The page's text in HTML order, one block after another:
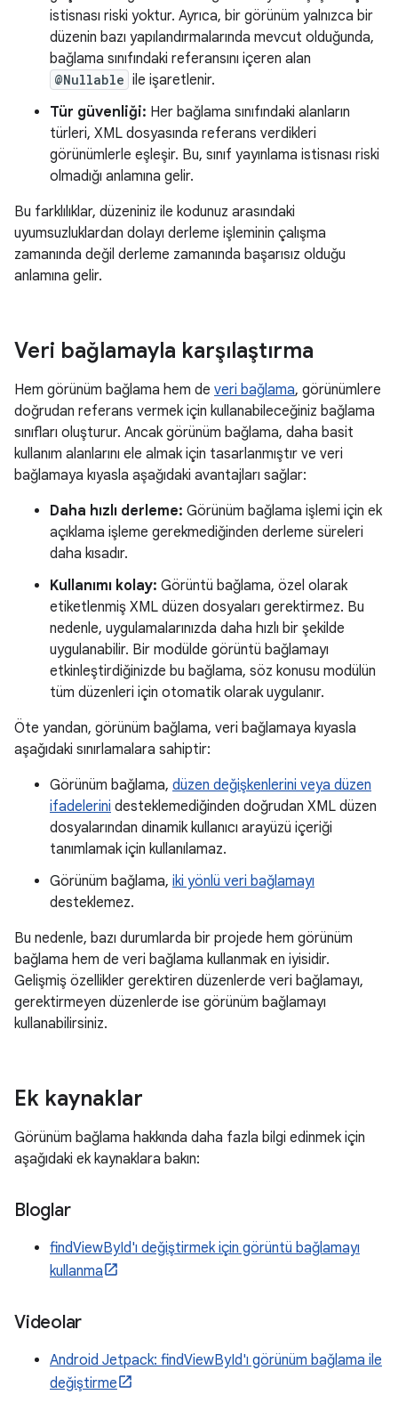
istisnası riski yoktur. Ayrıca, bir görünüm yalnızca bir
düzenin bazı yapılandırmalarında mevcut olduğunda,
bağlama sınıfındaki referansını içeren alan
@Nullable ile işaretlenir.
Tür güvenliği: Her bağlama sınıfındaki alanların
türleri, XML dosyasında referans verdikleri
görünümlerle eşleşir. Bu, sınıf yayınlama istisnası riski
olmadığı anlamına gelir.
Bu farklılıklar, düzeniniz ile kodunuz arasındaki
uyumsuzluklardan dolayı derleme işleminin çalışma
zamanında değil derleme zamanında başarısız olduğu
anlamına gelir.
Veri bağlamayla karşılaştırma
Hem görünüm bağlama hem de veri bağlama, görünümlere
doğrudan referans vermek için kullanabileceğiniz bağlama
sınıfları oluşturur. Ancak görünüm bağlama, daha basit
kullanım alanlarını ele almak için tasarlanmıştır ve veri
bağlamaya kıyasla aşağıdaki avantajları sağlar:
Daha hızlı derleme: Görünüm bağlama işlemi için ek
açıklama işleme gerekmediğinden derleme süreleri
daha kısadır.
Kullanımı kolay: Görüntü bağlama, özel olarak
etiketlenmiş XML düzen dosyaları gerektirmez. Bu
nedenle, uygulamalarınızda daha hızlı bir şekilde
uygulanabilir. Bir modülde görüntü bağlamayı
etkinleştirdiğinizde bu bağlama, söz konusu modülün
tüm düzenleri için otomatik olarak uygulanır.
Öte yandan, görünüm bağlama, veri bağlamaya kıyasla
aşağıdaki sınırlamalara sahiptir:
Görünüm bağlama, düzen değişkenlerini veya düzen
ifadelerini desteklemediğinden doğrudan XML düzen
dosyalarından dinamik kullanıcı arayüzü içeriği
tanımlamak için kullanılamaz.
Görünüm bağlama, iki yönlü veri bağlamayı
desteklemez.
Bu nedenle, bazı durumlarda bir projede hem görünüm
bağlama hem de veri bağlama kullanmak en iyisidir.
Gelişmiş özellikler gerektiren düzenlerde veri bağlamayı,
gerektirmeyen düzenlerde ise görünüm bağlamayı
kullanabilirsiniz.
Ek kaynaklar
Görünüm bağlama hakkında daha fazla bilgi edinmek için
aşağıdaki ek kaynaklara bakın:
Bloglar
findViewById'ı değiştirmek için görüntü bağlamayı
kullanma
Videolar
Android Jetpack: findViewById'ı görünüm bağlama ile
değiştirme